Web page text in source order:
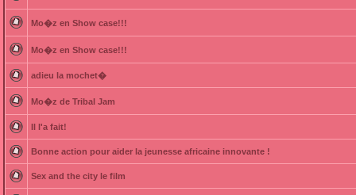
Mo�z en Show case!!!
Mo�z en Show case!!!
adieu la mochet�
Mo�z de Tribal Jam
Il l'a fait!
Bonne action pour aider la jeunesse africaine innovante !
Sex and the city le film